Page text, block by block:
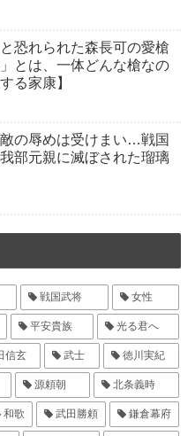
と恐れられた森長可の愛槍
」とは、一体どんな槍なの
る家康】
敵の辱めは受けまい…戦国
部元親に滅ぼされた瑠璃
戦国武将 女性
平安貴族 光る君へ
信玄 武士 徳川実紀
源頼朝 北条義時
和歌 武田勝頼 鎌倉幕府